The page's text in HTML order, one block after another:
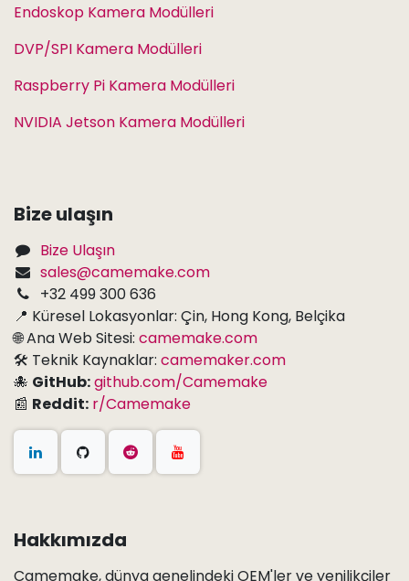
Endoskop Kamera Modülleri
DVP/SPI Kamera Modülleri
Raspberry Pi Kamera Modülleri
NVIDIA Jetson Kamera Modülleri
Bize ulaşın
Bize Ulaşın
sales@camemake.com
+32 499 300 636
📍 Küresel Lokasyonlar: Çin, Hong Kong, Belçika
🌐 Ana Web Sitesi: camemake.com
🛠 Teknik Kaynaklar: camemaker.com
🐙 GitHub:github.com/Camemake
📰 Reddit: r/Camemake
Hakkımızda
Camemake, dünya genelindeki OEM'ler ve yenilikçiler